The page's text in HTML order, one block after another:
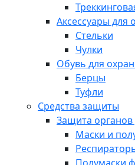
Аксессуары для
Стельки
Чулки
Обувь для
Берцы
Туфли
Средства защиты
Защита
Маски и